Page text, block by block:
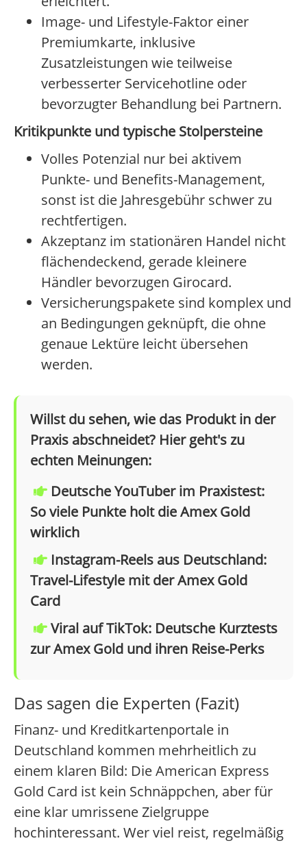
Image- und Lifestyle-Faktor einer
Premiumkarte, inklusive
Zusatzleistungen wie teilweise
verbesserter Servicehotline oder
bevorzugter Behandlung bei Partnern.
Kritikpunkte und typische Stolpersteine
Volles Potenzial nur bei aktivem
Punkte- und Benefits-Management,
sonst ist die Jahresgebühr schwer zu
rechtfertigen.
Akzeptanz im stationären Handel nicht
flächendeckend, gerade kleinere
Händler bevorzugen Girocard.
Versicherungspakete sind komplex und
an Bedingungen geknüpft, die ohne
genaue Lektüre leicht übersehen
werden.
Willst du sehen, wie das Produkt in der
Praxis abschneidet? Hier geht's zu
echten Meinungen:
Deutsche YouTuber im Praxistest:
So viele Punkte holt die Amex Gold
wirklich
Instagram-Reels aus Deutschland:
Travel-Lifestyle mit der Amex Gold
Card
Viral auf TikTok: Deutsche Kurztests
zur Amex Gold und ihren Reise-Perks
Das sagen die Experten (Fazit)
Finanz- und Kreditkartenportale in
Deutschland kommen mehrheitlich zu
einem klaren Bild: Die American Express
Gold Card ist kein Schnäppchen, aber für
eine klar umrissene Zielgruppe
hochinteressant. Wer viel reist, regelmäßig